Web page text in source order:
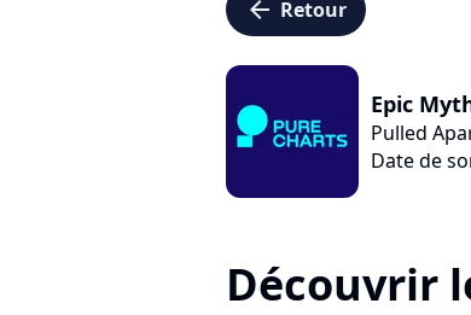
arrow_left Retour
Epic
Pulled
Date de
Découvrir